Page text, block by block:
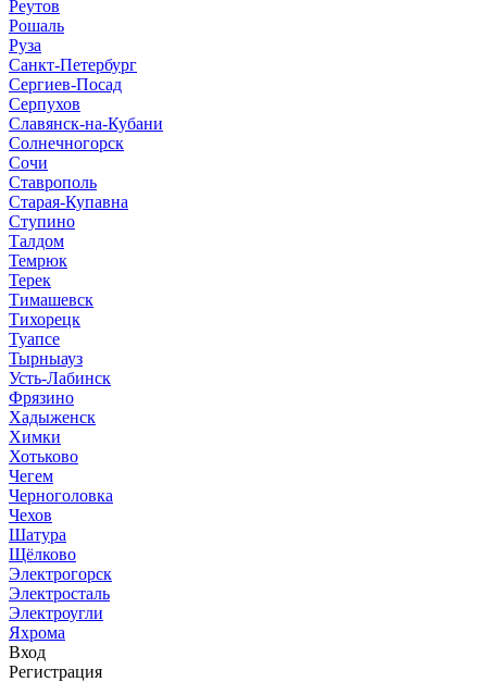
Реутов
Рошаль
Руза
Санкт-Петербург
Сергиев-Посад
Серпухов
Славянск-на-Кубани
Солнечногорск
Сочи
Ставрополь
Старая-Купавна
Ступино
Талдом
Темрюк
Терек
Тимашевск
Тихорецк
Туапсе
Тырныауз
Усть-Лабинск
Фрязино
Хадыженск
Химки
Хотьково
Чегем
Черноголовка
Чехов
Шатура
Щёлково
Электрогорск
Электросталь
Электроугли
Яхрома
Вход
Регистрация